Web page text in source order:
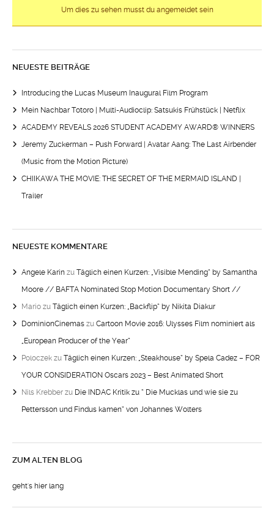
Um dies zu sehen musst du angemeldet sein
NEUESTE BEITRÄGE
Introducing the Lucas Museum Inaugural Film Program
Mein Nachbar Totoro | Multi-Audioclip: Satsukis Frühstück | Netflix
ACADEMY REVEALS 2026 STUDENT ACADEMY AWARD® WINNERS
Jeremy Zuckerman – Push Forward | Avatar Aang: The Last Airbender
(Music from the Motion Picture)
CHIIKAWA THE MOVIE: THE SECRET OF THE MERMAID ISLAND |
Trailer
NEUESTE KOMMENTARE
Angele Karin zu Täglich einen Kurzen: „Visible Mending“ by Samantha
Moore // BAFTA Nominated Stop Motion Documentary Short //
Mario zu Täglich einen Kurzen: „Backflip“ by Nikita Diakur
DominionCinemas zu Cartoon Movie 2016: Ulysses Film nominiert als
„European Producer of the Year“
Poloczek zu Täglich einen Kurzen: „Steakhouse“ by Spela Cadez – FOR
YOUR CONSIDERATION Oscars 2023 – Best Animated Short
Nils Krebber zu Die INDAC Kritik zu “ Die Mucklas und wie sie zu
Pettersson und Findus kamen“ von Johannes Wolters
ZUM ALTEN BLOG
geht's hier lang